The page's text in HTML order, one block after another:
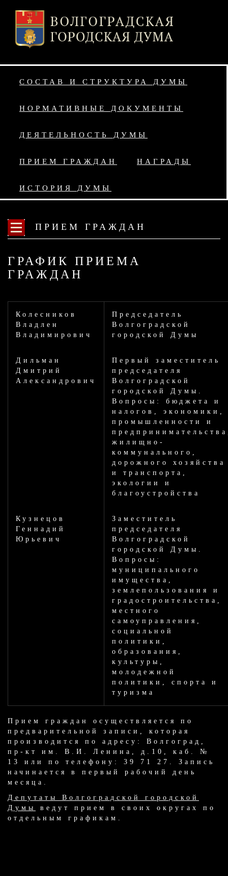
СОСТАВ И СТРУКТУРА ДУМЫ
НОРМАТИВНЫЕ ДОКУМЕНТЫ
ДЕЯТЕЛЬНОСТЬ ДУМЫ
ПРИЕМ ГРАЖДАН НАГРАДЫ
ИСТОРИЯ ДУМЫ
ПРИЕМ ГРАЖДАН
ГРАФИК ПРИЕМА
ГРАЖДАН
Колесников
Владлен
Владимирович
Председатель
Волгоградской
городской Думы
Дильман
Дмитрий
Александрович
Первый заместитель
председателя
Волгоградской
городской Думы.
Вопросы: бюджета и
налогов, экономики,
промышленности и
жилищно-
коммунального,
дорожного хозяйства
и транспорта,
экологии и
благоустройства
Кузнецов
Геннадий
Юрьевич
Заместитель
председателя
Волгоградской
городской Думы.
Вопросы:
муниципального
имущества,
землепользования и
градостроительства,
местного
самоуправления,
социальной
политики,
образования,
культуры,
молодежной
политики, спорта и
туризма
Прием граждан осуществляется по
предварительной записи, которая
производится по адресу: Волгоград,
пр-кт им. В.И. Ленина, д.10, каб. №
13 или по телефону: 39 71 27. Запись
начинается в первый рабочий день
месяца.
Депутаты Волгоградской городской
Думы
ведут прием в своих округах по
отдельным графикам.